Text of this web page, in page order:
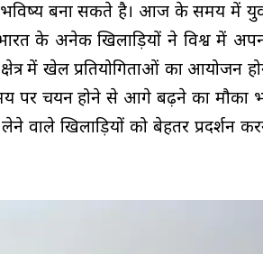
भविष्य बना सकते है। आज के समय में
के अनेक खिलाड़ियों ने विश्व में
में खेल प्रतियोगिताओं का आयोजन
पर चयन होने से आगे बढ़ने का मौका
वाले खिलाड़ियों को बेहतर प्रदर्शन